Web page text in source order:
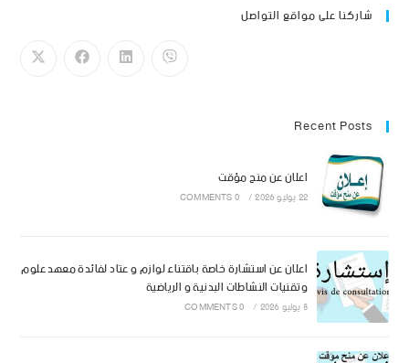
شاركنا على مواقع التواصل
Recent Posts
اعلان عن منح مؤقت
22 يوليو 2026 /
0 COMMENTS
اعلان عن استشارة خاصة باقتناء لوازم و عتاد لفائدة معهد علوم
وتقنيات النشاطات البدنية و الرياضية
8 يوليو 2026 /
0 COMMENTS